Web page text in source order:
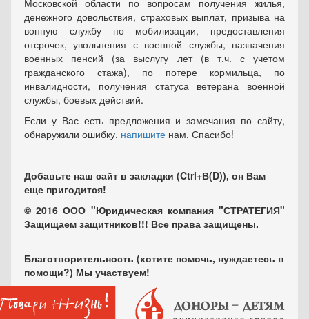
Московской области по вопросам получения жилья,
денежного довольствия, страховых выплат, призыва на
вонную службу по мобилизации, предоставления
отсрочек, увольнения с военной службы, назначения
военных пенсий (за выслугу лет (в т.ч. с учетом
гражданского стажа), по потере кормильца, по
инвалидности, получения статуса ветерана военной
службы, боевых действий.
Если у Вас есть предложения и замечания по сайту,
обнаружили ошибку, напишите нам. Спасибо!
Добавьте наш сайт в закладки (Ctrl+В(D)), он Вам
еще пригодится!
© 2016 ООО "Юридическая компания "СТРАТЕГИЯ"
Защищаем защитников!!! Все права защищены.
Благотворительность (хотите помочь, нуждаетесь в
помощи?) Мы участвуем!